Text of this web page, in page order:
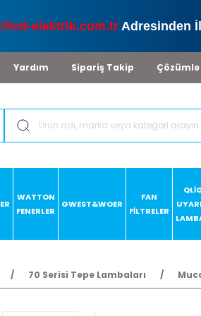
elektrik.com.trAdresinden
Yardım Sipariş Takip Çözümle
WATTON
FENERLER
GWEST&WOER
FAN
FİLTRELER
70 Serisi Tepe Lambaları